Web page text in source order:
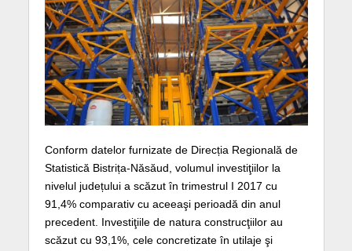
Conform datelor furnizate de Direcția Regională de
Statistică Bistrița-Năsăud, volumul investiţiilor la
nivelul județului a scăzut în trimestrul I 2017 cu
91,4% comparativ cu aceeaşi perioadă din anul
precedent. Investiţiile de natura construcţiilor au
scăzut cu 93,1%, cele concretizate în utilaje şi